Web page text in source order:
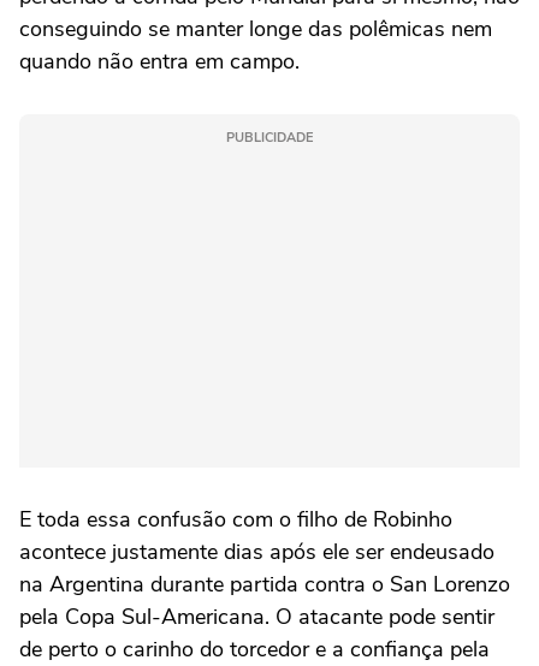
conseguindo se manter longe das polêmicas nem
quando não entra em campo.
PUBLICIDADE
E toda essa confusão com o filho de Robinho
acontece justamente dias após ele ser endeusado
na Argentina durante partida contra o San Lorenzo
pela Copa Sul-Americana. O atacante pode sentir
de perto o carinho do torcedor e a confiança pela